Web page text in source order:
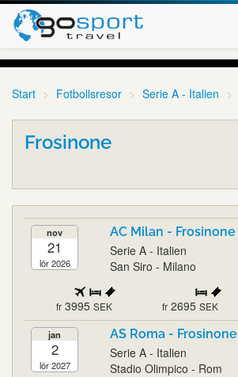
Start Fotbollsresor Serie A - Italien
Frosinone
nov
21
lör 2026
AC Milan - Frosinone
Serie A - Italien
San Siro - Milano
fr 3995 SEK fr 2695 SEK
jan
2
lör 2027
AS Roma - Frosinone
Serie A - Italien
Stadio Olimpico - Rom